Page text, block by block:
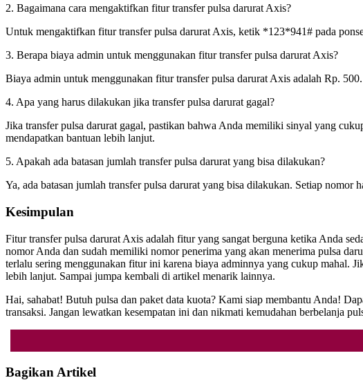
2. Bagaimana cara mengaktifkan fitur transfer pulsa darurat Axis?
Untuk mengaktifkan fitur transfer pulsa darurat Axis, ketik *123*941# pada
3. Berapa biaya admin untuk menggunakan fitur transfer pulsa darurat Axis?
Biaya admin untuk menggunakan fitur transfer pulsa darurat Axis adalah Rp. 500.
4. Apa yang harus dilakukan jika transfer pulsa darurat gagal?
Jika transfer pulsa darurat gagal, pastikan bahwa Anda memiliki sinyal yang
mendapatkan bantuan lebih lanjut.
5. Apakah ada batasan jumlah transfer pulsa darurat yang bisa dilakukan?
Ya, ada batasan jumlah transfer pulsa darurat yang bisa dilakukan. Setiap nomor
Kesimpulan
Fitur transfer pulsa darurat Axis adalah fitur yang sangat berguna ketika Anda
nomor Anda dan sudah memiliki nomor penerima yang akan menerima pulsa
terlalu sering menggunakan fitur ini karena biaya adminnya yang cukup mahal.
lebih lanjut. Sampai jumpa kembali di artikel menarik lainnya.
Hai, sahabat! Butuh pulsa dan paket data kuota? Kami siap membantu Anda!
transaksi. Jangan lewatkan kesempatan ini dan nikmati kemudahan berbelanja
Bagikan Artikel